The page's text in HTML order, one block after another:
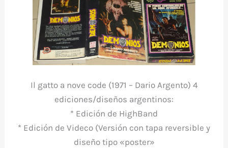
Il gatto a nove code (1971 – Dario Argento) 4
ediciones/diseños argentinos:
* Edición de HighBand
* Edición de Videco (Versión con tapa reversible y
diseño tipo «poster»